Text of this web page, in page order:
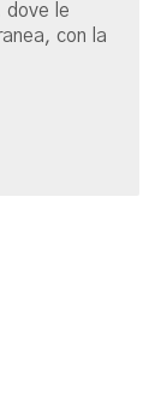
dove le
con la